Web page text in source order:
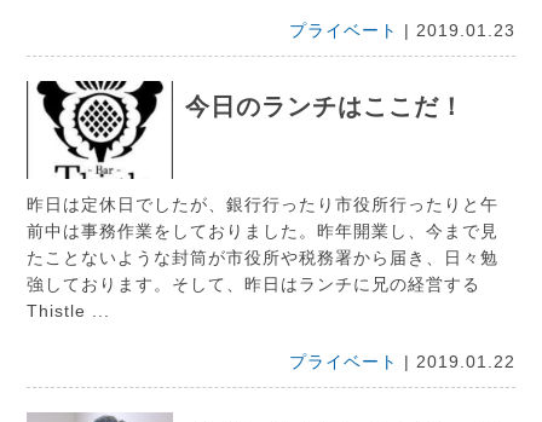
プライベート | 2019.01.23
今日のランチはここだ！
昨日は定休日でしたが、銀行行ったり市役所行ったりと午
前中は事務作業をしておりました。昨年開業し、今まで見
たことないような封筒が市役所や税務署から届き、日々勉
強しております。そして、昨日はランチに兄の経営する
Thistle ...
プライベート | 2019.01.22